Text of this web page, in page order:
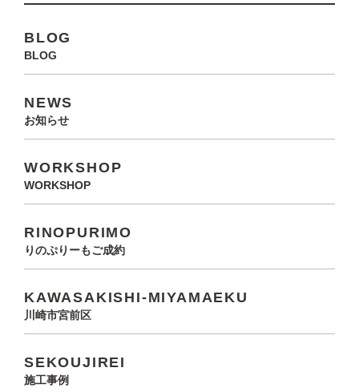
BLOG
BLOG
NEWS
お知らせ
WORKSHOP
WORKSHOP
RINOPURIMO
りのぷりーもご成約
KAWASAKISHI-MIYAMAEKU
川崎市宮前区
SEKOUJIREI
施工事例